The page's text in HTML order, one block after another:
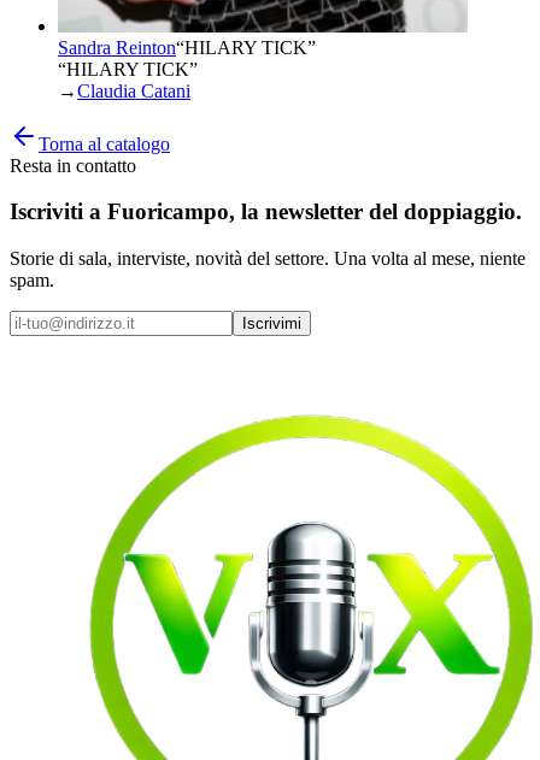
Sandra Reinton“HILARY TICK”
“HILARY TICK”
→Claudia Catani
Torna al catalogo
Resta in contatto
Iscriviti a Fuoricampo, la newsletter del doppiaggio.
Storie di sala, interviste, novità del settore. Una volta al mese, niente
spam.
Iscrivimi